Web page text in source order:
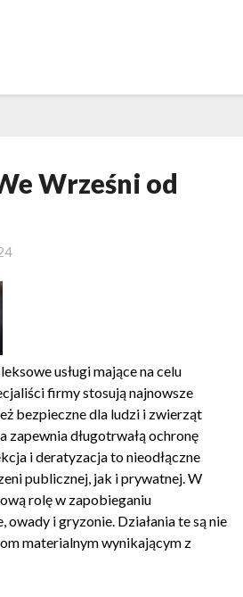
Wrześni od
usługi mające na celu
firmy stosują najnowsze
bezpieczne dla ludzi i zwierząt
długotrwałą ochronę
i deratyzacja to nieodłączne
publicznej, jak i prywatnej. W
rolę w zapobieganiu
i gryzonie. Działania te są nie
materialnym wynikającym z